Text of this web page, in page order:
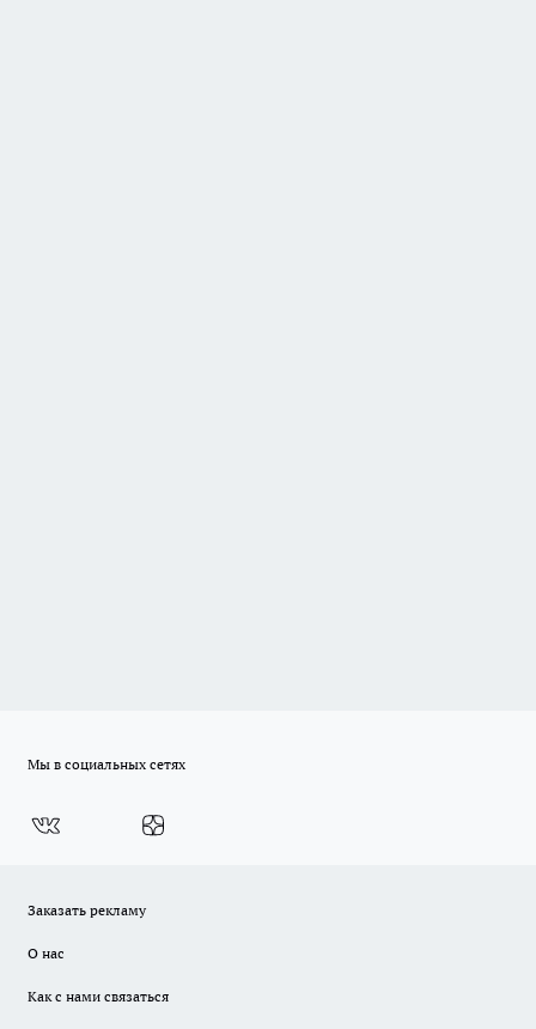
Мы в социальных сетях
Заказать рекламу
О нас
Как с нами связаться